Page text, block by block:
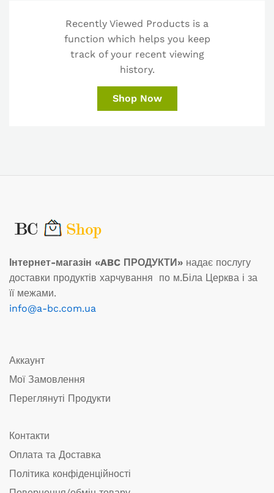
Recently Viewed Products is a
function which helps you keep
track of your recent viewing
history.
Shop Now
Інтернет-магазін «ABC ПРОДУКТИ» надає послугу
доставки продуктів харчування по м.Біла Церква і за
її межами.
info@a-bc.com.ua
Аккаунт
Мої Замовлення
Переглянуті Продукти
Контакти
Оплата та Доставка
Політика конфіденційності